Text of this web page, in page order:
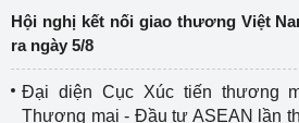
Hội nghị kết nối giao thương Việt
ra ngày 5/8
Đại diện Cục Xúc tiến thương
Thương mại - Đầu tư ASEAN lần